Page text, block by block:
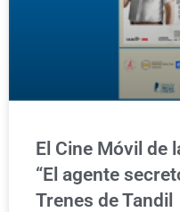
El Cine Móvil de
“El agente
Trenes de Tandil